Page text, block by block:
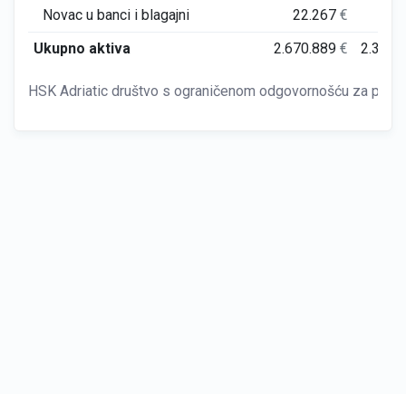
Novac u banci i blagajni
22.267€
Ukupno aktiva
2.670.889€
HSK Adriatic društvo s ograničenom odgovornošću za